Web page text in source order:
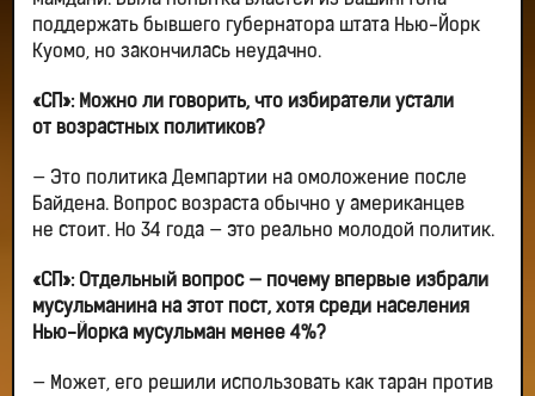
поддержать бывшего губернатора штата Нью-Йорк
Куомо, но закончилась неудачно.
«СП»: Можно ли говорить, что избиратели устали
от возрастных политиков?
— Это политика Демпартии на омоложение после
Байдена. Вопрос возраста обычно у американцев
не стоит. Но 34 года — это реально молодой политик.
«СП»: Отдельный вопрос — почему впервые избрали
мусульманина на этот пост, хотя среди населения
Нью-Йорка мусульман менее 4%?
— Может, его решили использовать как таран против